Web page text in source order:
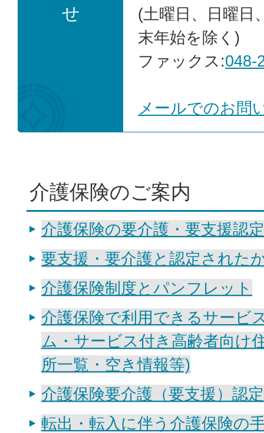
せ
(土曜日、日曜日
末年始を除く)
ファックス:048-
メールでのお問
介護保険のご案内
介護保険の要介護・要支援認
要支援・要介護と認定された
介護保険制度とパンフレット
介護保険で利用できるサービ
ム・サービス付き高齢者向け
所一覧・空き情報等)
介護保険要介護（要支援）認
転出・転入に伴う介護保険の